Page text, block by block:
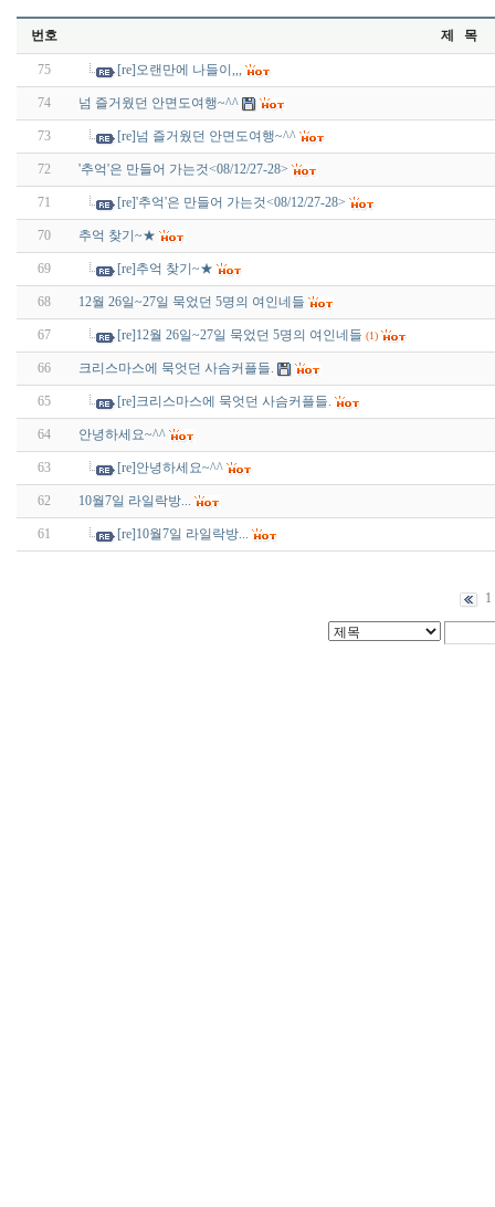
번호 제 목
75 [re]오랜만에 나들이,,,
74 넘 즐거웠던 안면도여행~^^
73 [re]넘 즐거웠던 안면도여행~^^
72 '추억'은 만들어 가는것<08/12/27-28>
71 [re]'추억'은 만들어 가는것<08/12/27-28>
70 추억 찾기~★
69 [re]추억 찾기~★
68 12월 26일~27일 묵었던 5명의 여인네들
67 [re]12월 26일~27일 묵었던 5명의 여인네들 (1)
66 크리스마스에 묵엇던 사슴커플들.
65 [re]크리스마스에 묵엇던 사슴커플들.
64 안녕하세요~^^
63 [re]안녕하세요~^^
62 10월7일 라일락방...
61 [re]10월7일 라일락방...
1